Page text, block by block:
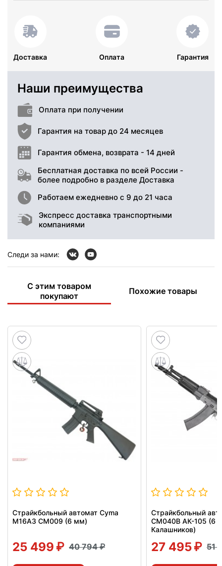
Доставка Оплата Гарантия
Наши преимущества
Оплата при получении
Гарантия на товар до 24 месяцев
Гарантия обмена, возврата - 14 дней
Бесплатная доставка по всей России -
более подробно в разделе Доставка
Работаем ежедневно с 9 до 21 часа
Экспресс доставка транспортными
компаниями
Следи за нами:
С этим товаром
покупают
Похожие товары
Страйкбольный автомат Cyma
M16A3 CM009 (6 мм)
25 499 40 794
Страйкбольный
CM040B АК-105 (6
Калашников)
27 495 51